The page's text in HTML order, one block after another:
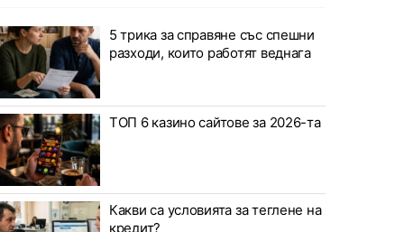
5 трика за справяне със спешни
разходи, които работят веднага
ТОП 6 казино сайтове за 2026-та
Какви са условията за теглене на
кредит?